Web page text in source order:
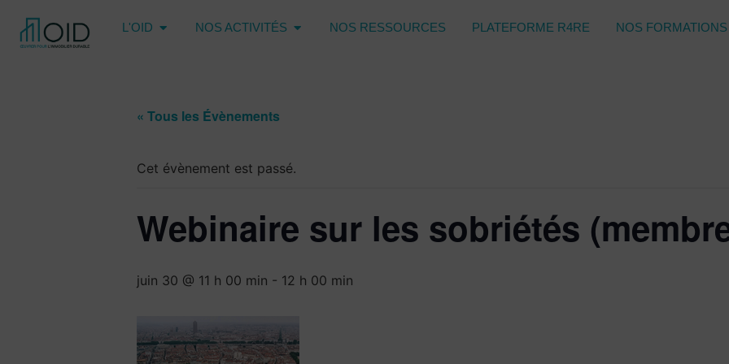
L'OID NOS ACTIVITÉS NOS RESSOURCES PLATEFORME R4RE NOS FORMATIONS
« Tous les Évènements
Cet évènement est passé.
Webinaire sur les sobriétés
juin 30 @ 11 h 00 min - 12 h 00 min